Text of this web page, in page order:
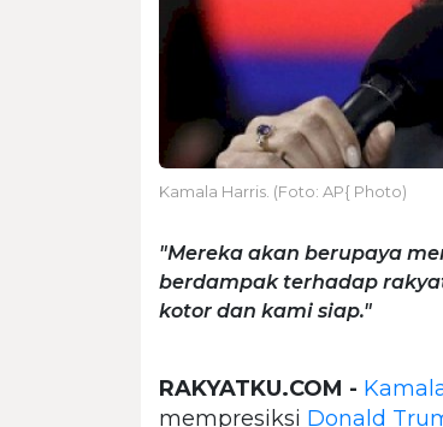
Kamala Harris. (Foto: AP{ Photo)
"Mereka akan berupaya
berdampak terhadap
kotor dan kami siap."
RAKYATKU.COM -
mempresiksi Donald